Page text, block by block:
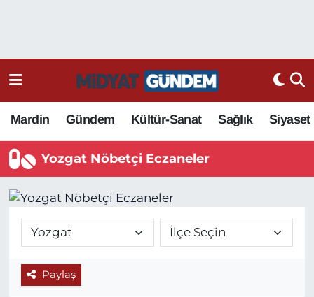
Mardin Gündem Kültür-Sanat Sağlık Siyaset
Yozgat Nöbetçi Eczaneler
Paylaş